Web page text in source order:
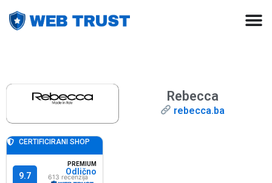
Rebecca
rebecca.ba
CERTIFICIRANI SHOP
9.7
PREMIUM
Odlično
613